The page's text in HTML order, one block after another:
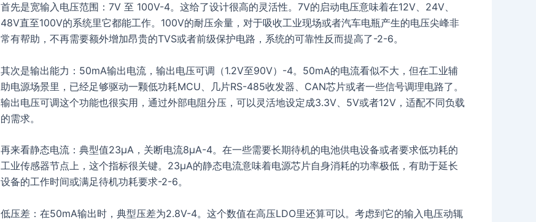
首先是宽输入电压范围：7V 至 100V-4。这给了设计很高的灵活性。7V的启动电压意味着在12V、24V、
48V直至100V的系统里它都能工作。100V的耐压余量，对于吸收工业现场或者汽车电瓶产生的电压尖峰非
常有帮助，不再需要额外增加昂贵的TVS或者前级保护电路，系统的可靠性反而提高了-2-6。
其次是输出能力：50mA输出电流，输出电压可调（1.2V至90V）-4。50mA的电流看似不大，但在工业辅
助电源场景里，已经足够驱动一颗低功耗MCU、几片RS-485收发器、CAN芯片或者一些信号调理电路了。
输出电压可调这个功能也很实用，通过外部电阻分压，可以灵活地设定成3.3V、5V或者12V，适配不同负载
的需求。
再来看静态电流：典型值23μA，关断电流8μA-4。在一些需要长期待机的电池供电设备或者要求低功耗的
工业传感器节点上，这个指标很关键。23μA的静态电流意味着电源芯片自身消耗的功率极低，有助于延长
设备的工作时间或满足待机功耗要求-2-6。
低压差：在50mA输出时，典型压差为2.8V-4。这个数值在高压LDO里还算可以。考虑到它的输入电压动辄